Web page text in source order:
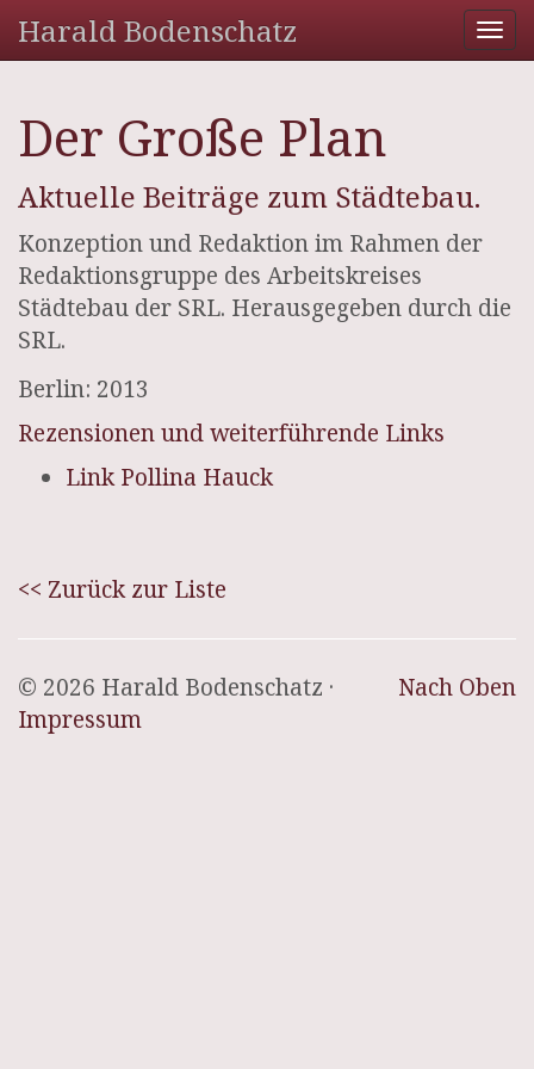
Harald Bodenschatz
Der Große Plan
Aktuelle Beiträge zum Städtebau.
Konzeption und Redaktion im Rahmen der
Redaktionsgruppe des Arbeitskreises
Städtebau der SRL. Herausgegeben durch die
SRL.
Berlin: 2013
Rezensionen und weiterführende Links
Link Pollina Hauck
<< Zurück zur Liste
Nach Oben
© 2026 Harald Bodenschatz ·
Impressum